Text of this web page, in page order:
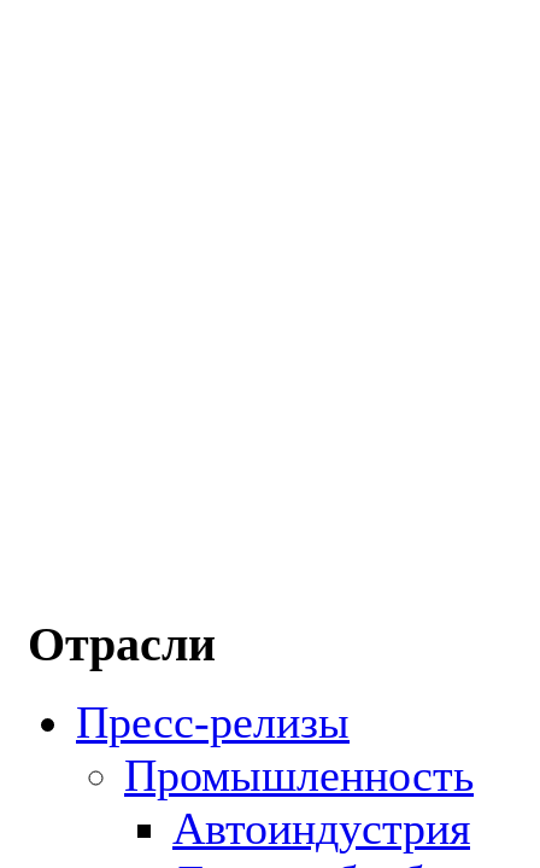
Отрасли
Пресс-релизы
Промышленность
Автоиндустрия